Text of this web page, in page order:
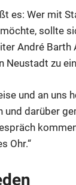
es: Wer mit
sollte
André Barth
Neustadt zu
und an uns
und darüber
Ohr.“